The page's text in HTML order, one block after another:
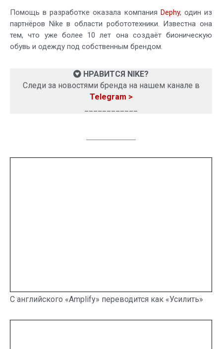
Помощь в разработке оказала компания Dephy, один из
партнёров Nike в области робототехники. Известна она
тем, что уже более 10 лет она создаёт бионическую
обувь и одежду под собственным брендом.
НРАВИТСЯ NIKE?
Следи за новостями бренда на нашем канале в
Telegram >
С английского «Amplify» переводится как «Усилить»